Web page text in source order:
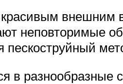
внешним
неповторимые
пескоструйный
в разнообразные